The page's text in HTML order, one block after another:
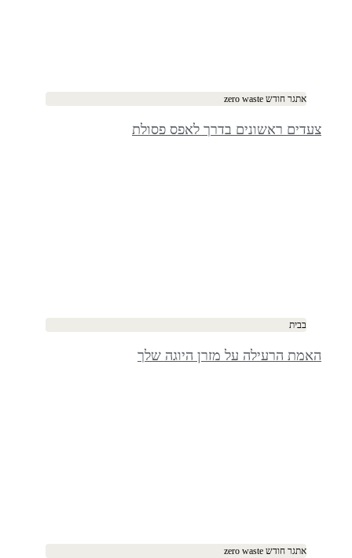
אתגר חודש zero waste
צעדים ראשונים בדרך לאפס פסולת
בבית
האמת הרעילה על מזרן היוגה שלך
אתגר חודש zero waste